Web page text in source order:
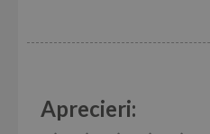
Aprecieri: